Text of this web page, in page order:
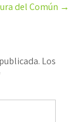
del Común →
Los